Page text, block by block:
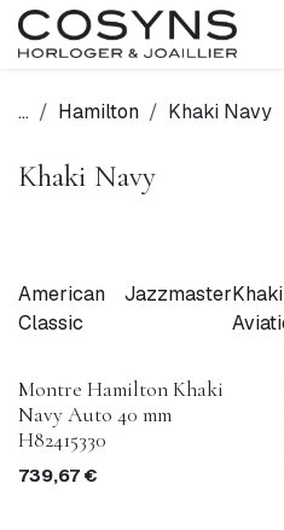
SE RENDRE AU CONTENU
... Hamilton Khaki Navy
Khaki Navy
American
Classic
JazzmasterKhaki
Montre Hamilton Khaki
Navy Auto 40 mm
H82415330
739,67 €